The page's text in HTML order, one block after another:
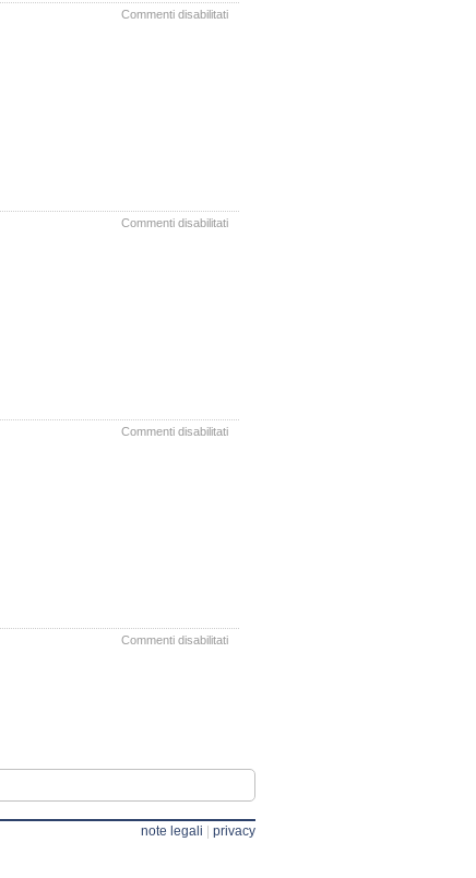
Commenti disabilitatisu
Commenti disabilitatisu
Commenti disabilitatisu
Commenti disabilitatisu
note legali | privacy